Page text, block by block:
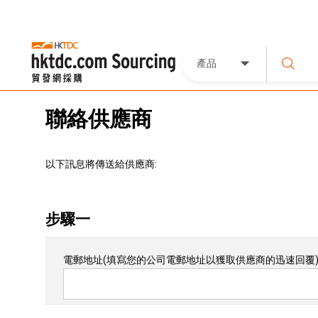
產品
聯絡供應商
以下訊息將傳送給供應商:
步驟一
電郵地址(填寫您的公司電郵地址以獲取供應商的迅速回覆)